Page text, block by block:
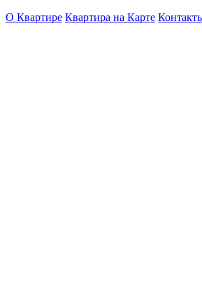
О Квартире Квартира на Карте